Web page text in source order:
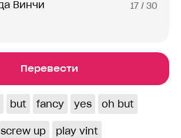
17 / 30
Перевести
but fancy yes oh but
screw up
play vint